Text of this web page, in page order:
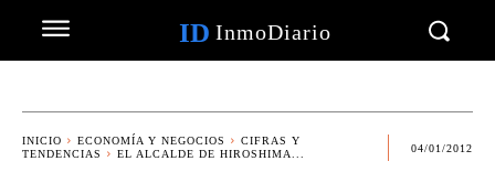
ID InmoDiario
INICIO ECONOMÍA Y NEGOCIOS
CIFRAS Y
TENDENCIAS
EL ALCALDE DE HIROSHIMA...
04/01/2012